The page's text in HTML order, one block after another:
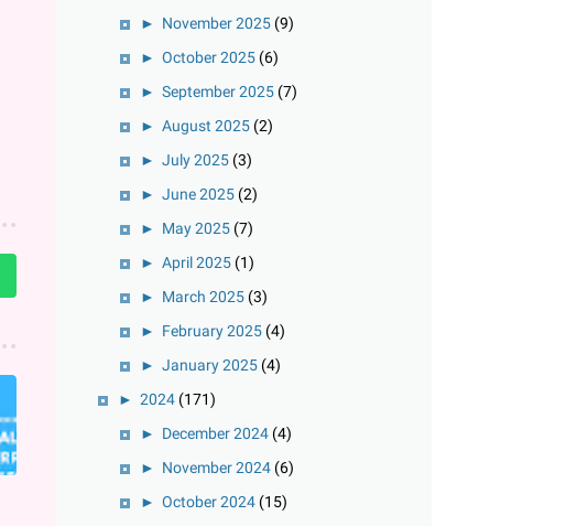
► November 2025 (9)
► October 2025 (6)
► September 2025 (7)
► August 2025 (2)
► July 2025 (3)
► June 2025 (2)
► May 2025 (7)
► April 2025 (1)
► March 2025 (3)
► February 2025 (4)
► January 2025 (4)
► 2024 (171)
► December 2024 (4)
► November 2024 (6)
► October 2024 (15)